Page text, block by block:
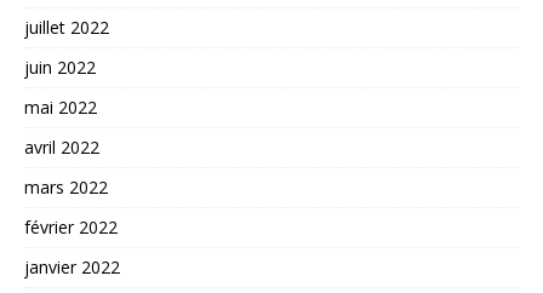
juillet 2022
juin 2022
mai 2022
avril 2022
mars 2022
février 2022
janvier 2022